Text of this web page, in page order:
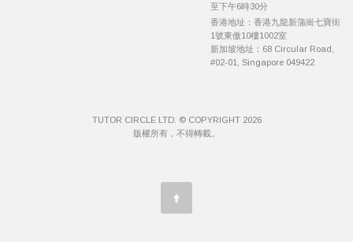
至下午6時30分
香港地址：香港九龍新蒲崗七寶街
1號東傲10樓1002室
新加坡地址：68 Circular Road,
#02-01, Singapore 049422
TUTOR CIRCLE LTD. © COPYRIGHT 2026
版權所有，不得轉載。